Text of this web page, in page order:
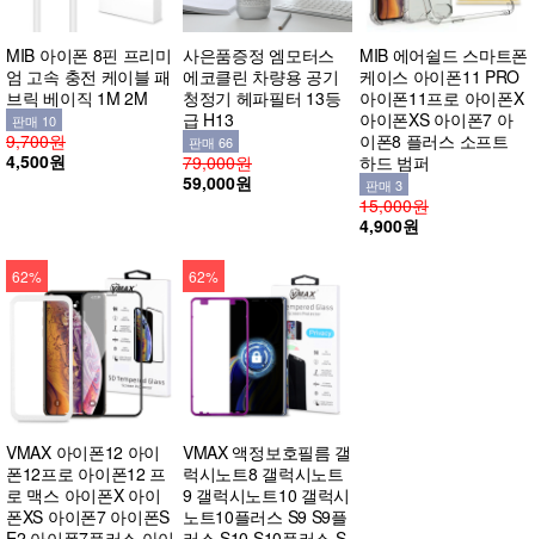
MIB 아이폰 8핀 프리미
엄 고속 충전 케이블 패
브릭 베이직 1M 2M
판매 10
9,700원
4,500원
사은품증정 엠모터스
에코클린 차량용 공기
청정기 헤파필터 13등
급 H13
판매 66
79,000원
59,000원
MIB 에어쉴드 스마트폰
케이스 아이폰11 PRO
아이폰11프로 아이폰X
아이폰XS 아이폰7 아
이폰8 플러스 소프트
하드 범퍼
판매 3
15,000원
4,900원
62%
VMAX 아이폰12 아이
폰12프로 아이폰12 프
로 맥스 아이폰X 아이
폰XS 아이폰7 아이폰S
62%
VMAX 액정보호필름 갤
럭시노트8 갤럭시노트
9 갤럭시노트10 갤럭시
노트10플러스 S9 S9플